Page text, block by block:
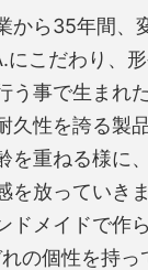
から35年間、
にこだわり、
う事で生まれ
久性を誇る製
を重ねる様に
を放っていき
ドメイドで作
の個性を持っ